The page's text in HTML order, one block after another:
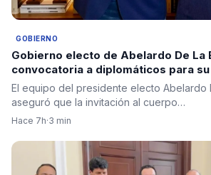
GOBIERNO
Gobierno electo de Abelardo De La
convocatoria a diplomáticos para
criterios políticos
El equipo del presidente electo Abelardo
aseguró que la invitación al cuerpo…
Hace 7h·3 min